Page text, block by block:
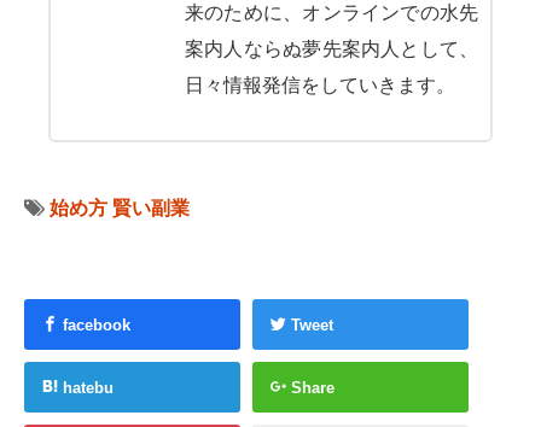
来のために、オンラインでの水先
案内人ならぬ夢先案内人として、
日々情報発信をしていきます。
始め方 賢い副業
facebook Tweet
hatebu Share